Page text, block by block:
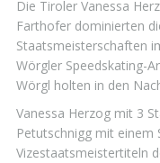
Die Tiroler Vanessa
Farthofer dominierten
Staatsmeisterschaften
Wörgler Speedskating-
Wörgl holten in den
Vanessa Herzog mit 3
Petutschnigg mit einem
Vizestaatsmeistertiteln